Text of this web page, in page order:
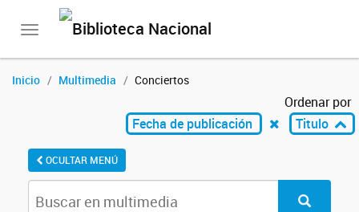
Toggle
Inicio Multimedia Conciertos
Ordenar por
Fecha de publicación
Titulo
OCULTAR MENÚ